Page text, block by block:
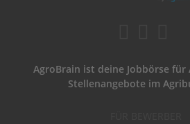
AgroBrain ist deine Jobbörse für
Stellenangebote im